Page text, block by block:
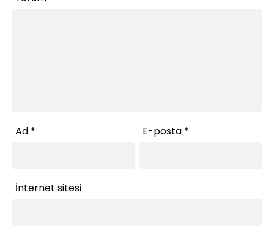
Ad * E-posta *
İnternet sitesi